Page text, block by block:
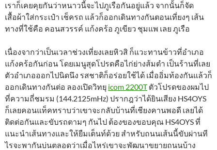
เราก็เคยคุยกันว่าหนาวนี้จะไปภูเรือกันอยู่แล้ว จากนั้นก็จัด
เสื้อผ้าใส่กระเป๋า เช็ครถ แล้วก็ออกเดินทางกันตอนเที่ยงๆ เส้น
ทางที่ใช้คือ คอนสวรรค์ แก้งคร้อ ภูเขียว ชุมแพ เลย ภูเรือ
เนื่องจากว่าเป็นเวลาช่วงเที่ยงเลยหิวสิ ก็แวะทานข้าวที่อำเภอ
แก้งคร้อกันก่อน โดยเมนูสุดโปรดคือไก่ย่างส้มตำ เป็นร้านที่เลย
ตัวอำเภอออกไปนิดนึง รสชาติก็อร่อยใช้ได้ เมื่ออิ่มท้องกันแล้วก็
ออกเดินทางกันต่อ ลองเปิดวิทยุ icom 2200Tตัวโปรดของผมไป
ที่ความถี่ชมรม (144.2125mHz) ปรากฎว่าได้ยินเสียง HS4OYS
ก็เลยคอนแท็คทราบว่าเขาจะกลับบ้านที่เชียงคานพอดี เลยได้
ติดต่อกันและขับรถตามๆ กันไป ต้องของขอบคุณ HS4OYS ที่
แนะนำเส้นทางและให้ยืมเต็นท์ด้วย สำหรับถนนเส้นนี้ขับผ่านที
ไรจะพากันบ่นตลอดว่าเมื่อไหร่เขาจะพัฒนาขยายถนนบ้าง